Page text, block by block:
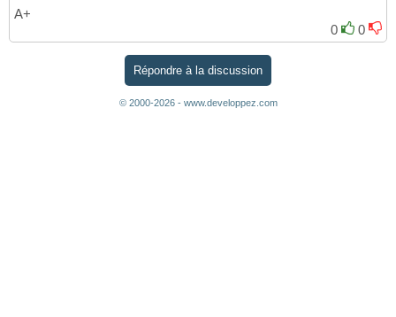
A+
0
0
Répondre à la discussion
© 2000-2026 - www.developpez.com